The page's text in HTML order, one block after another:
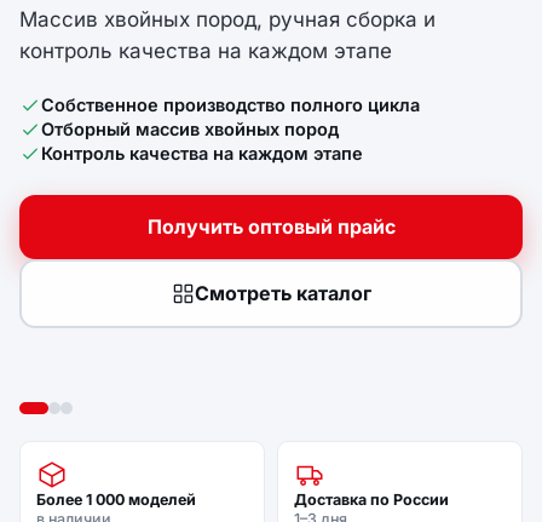
Массив хвойных пород, ручная сборка и
контроль качества на каждом этапе
Собственное производство полного цикла
Отборный массив хвойных пород
Контроль качества на каждом этапе
Получить оптовый прайс
Смотреть каталог
Более 1 000 моделей
Доставка по России